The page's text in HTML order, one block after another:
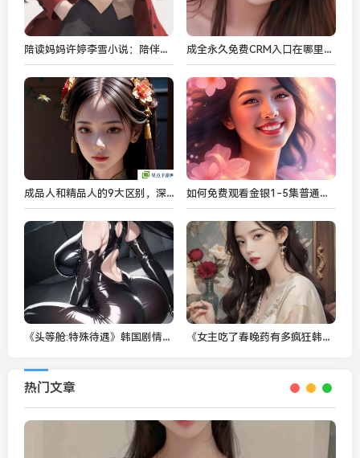
陪读妈妈许婷李雪小说：陪伴孩子成长，母亲的心路历程与教育的深刻思考 成全永久免费CRM入口在哪里？如何快速进入并使用该系统？
成品人和精品人的9大区别，深度剖析二者的差异与特点 如何免费观看金银1-5集普通话版？揭秘金银1-5集剧情与观众关注点！
《头等舱:特殊待遇》韩国剧情深度解析：这部剧背后的社会隐喻你看懂了吗？ 《女主吃了春晚药有多疯狂韩剧》：药物改变命运，疯狂背后的真实意义
热门文章